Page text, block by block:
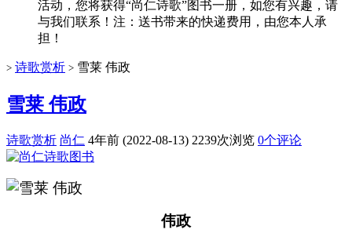
活动，您将获得“尚仁诗歌”图书一册，如您有兴趣，请
与我们联系！注：送书带来的快递费用，由您本人承
担！
> 诗歌赏析 > 雪莱 伟政
雪莱 伟政
诗歌赏析 尚仁 4年前 (2022-08-13) 2239次浏览 0个评论
伟政